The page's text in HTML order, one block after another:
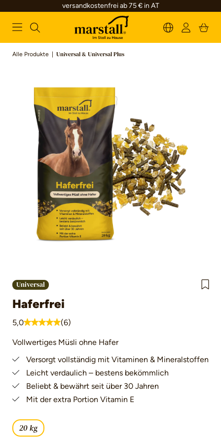
springen
versandkostenfrei ab 75 € in AT
Alle Produkte | Universal & Universal Plus
Haferfrei
Universal
5,0
Durchschnittliche Bewertung von 5 von 5 Sternen
(6)
Vollwertiges Müsli ohne Hafer
Versorgt vollständig mit Vitaminen & Mineralstoffen
Leicht verdaulich – bestens bekömmlich
Beliebt & bewährt seit über 30 Jahren
Mit der extra Portion Vitamin E
20 kg